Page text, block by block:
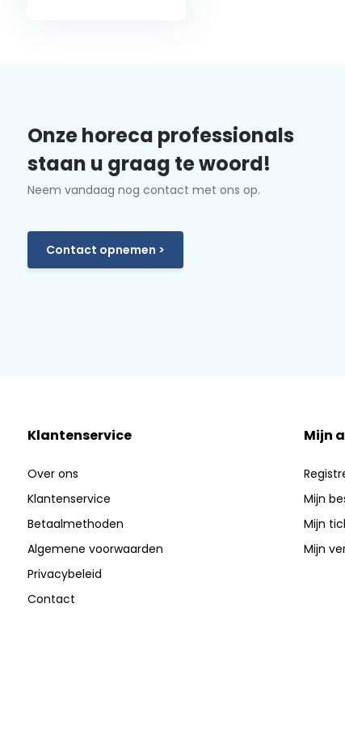
Onze horeca professionals
staan u graag te woord!
Neem vandaag nog contact met ons op.
Contact opnemen >
Klantenservice
Over ons
Klantenservice
Betaalmethoden
Algemene voorwaarden
Privacybeleid
Contact
Mijn
Mijn
Mijn
Mijn